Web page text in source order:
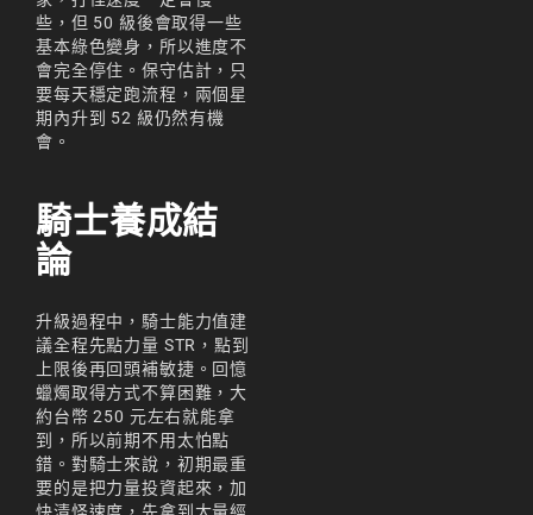
些，但 50 級後會取得一些
基本綠色變身，所以進度不
會完全停住。保守估計，只
要每天穩定跑流程，兩個星
期內升到 52 級仍然有機
會。
騎士養成結
論
升級過程中，騎士能力值建
議全程先點力量 STR，點到
上限後再回頭補敏捷。回憶
蠟燭取得方式不算困難，大
約台幣 250 元左右就能拿
到，所以前期不用太怕點
錯。對騎士來說，初期最重
要的是把力量投資起來，加